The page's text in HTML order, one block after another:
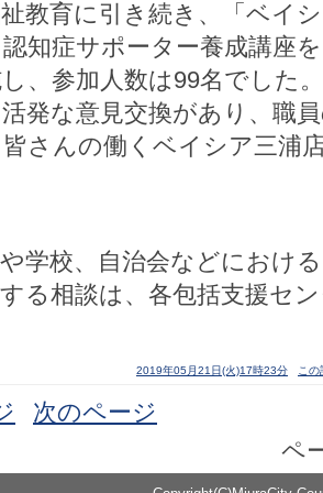
教育に引き続き、「ベイ
知症サポーター養成講座
、参加人数は99名でした。
発な意見交換があり、職
さんの働くベイシア三浦
学校、自治会などにおけ
る相談は、各包括支援セ
2019年05月21日(火)17時23分 こ
次のページ
ペ